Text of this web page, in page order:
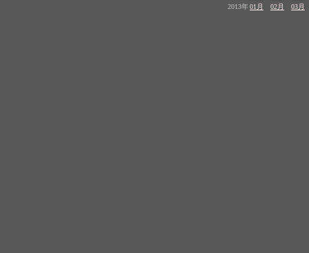
2013年01月 02月 03月